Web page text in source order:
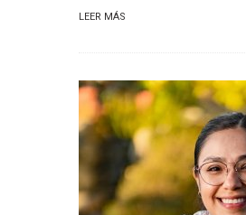
LEER MÁS